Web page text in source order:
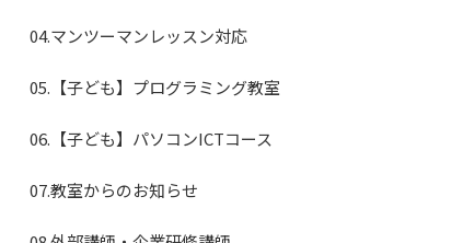
04.マンツーマンレッスン対応
05.【子ども】プログラミング教室
06.【子ども】パソコンICTコース
07.教室からのお知らせ